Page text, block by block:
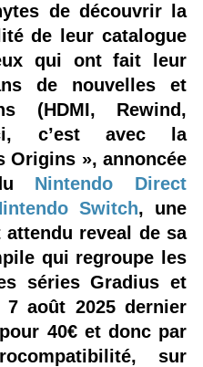
de découvrir la
de leur catalogue
qui ont fait leur
de nouvelles et
(HDMI, Rewind,
c’est avec la
Origins », annoncée
Nintendo Direct
Switch, une
reveal de sa
qui regroupe les
séries Gradius et
août 2025 dernier
40€ et donc par
sur